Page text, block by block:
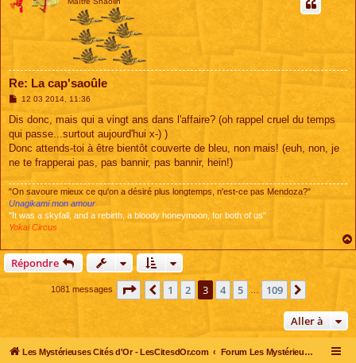
Re: La cap'saoûle
M
s
a
g
12 03 2014, 11:36
Dis donc, mais qui a vingt ans dans l'affaire? (oh rappel cruel du temps
qui passe...surtout aujourd'hui x-) )
Donc attends-toi à être bientôt couverte de bleu, non mais! (euh, non, je
ne te frapperai pas, pas bannir, pas bannir, hein!)
"On savoure mieux ce qu'on a désiré plus longtemps, n'est-ce pas Mendoza?"
Unagikami mon amour
"It was a skyfall, and a rebirth, a bloody honeymoon, for both of us"
Yokai Circus
Répondre
1081 messages Page sur109
Précédente
1 2 3 4 5 … 109
Aller à
Les Mystérieuses Cités d'Or - LesCitesdOr.com Forum Les Mystérieuses Cités d'Or